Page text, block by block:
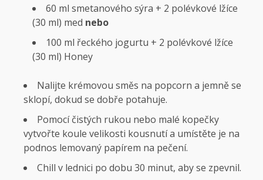
60 ml smetanového sýra + 2 polévkové lžíce
(30 ml) med nebo
100 ml řeckého jogurtu + 2 polévkové lžíce
(30 ml) Honey
Nalijte krémovou směs na popcorn a jemně se
sklopí, dokud se dobře potahuje.
Pomocí čistých rukou nebo malé kopečky
vytvořte koule velikosti kousnutí a umístěte je na
podnos lemovaný papírem na pečení.
Chill v lednici po dobu 30 minut, aby se zpevnil.